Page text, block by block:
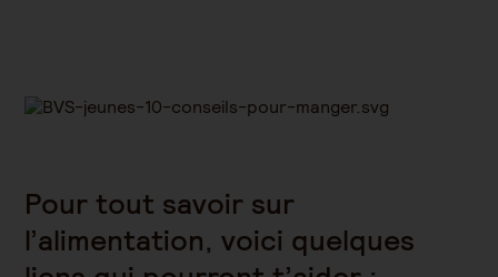
Pour tout savoir sur
l’alimentation, voici quelques